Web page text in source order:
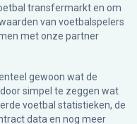
transfermarkt en om
van voetbalspelers
met onze partner
gewoon wat de
simpel te zeggen wat
voetbal statistieken, de
data en nog meer